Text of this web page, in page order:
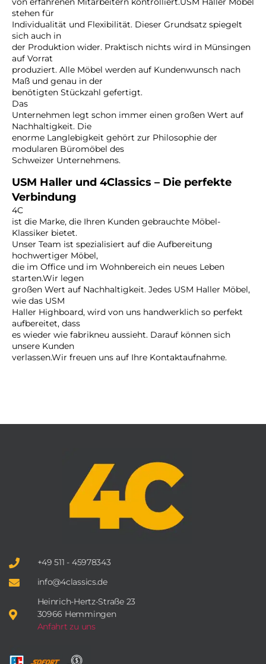
stehen für
Individualität und Flexibilität. Dieser Grundsatz spiegelt
sich auch in
der Produktion wider. Praktisch nichts wird in Münsingen
auf Vorrat
produziert. Alle Möbel werden auf Kundenwunsch nach
Maß und genau in der
benötigten Stückzahl gefertigt.
Das
Unternehmen legt schon immer einen großen Wert auf
Nachhaltigkeit. Die
enorme Langlebigkeit gehört zur Philosophie der
modularen Büromöbel des
Schweizer Unternehmens.
USM Haller und 4Classics – Die perfekte
Verbindung
4C
ist die Marke, die Ihren Kunden gebrauchte Möbel-
Klassiker bietet.
Unser Team ist spezialisiert auf die Aufbereitung
hochwertiger Möbel,
die im Office und im Wohnbereich ein neues Leben
starten.Wir legen
großen Wert auf Nachhaltigkeit. Jedes USM Haller Möbel,
wie das USM
Haller Highboard, wird von uns handwerklich so perfekt
aufbereitet, dass
es wieder wie fabrikneu aussieht. Darauf können sich
unsere Kunden
verlassen.Wir freuen uns auf Ihre Kontaktaufnahme.
+49 511 - 45978343
info@4classics.de
Heinrich-Hertz-Straße 23
30966 Hemmingen
Anfahrt zu uns